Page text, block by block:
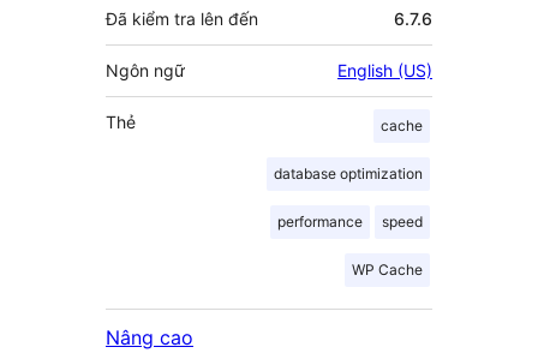
Đã kiểm tra lên đến 6.7.6
Ngôn ngữ English (US)
Thẻ cache
database optimization
performance speed
WP Cache
Nâng cao